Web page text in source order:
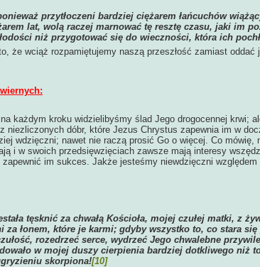
przytłoczeni bardziej ciężarem łańcuchów
lat, wolą raczej marnować tę resztę czasu, jaki im
niż przygotować się do wieczności, która ich
że wciąż rozpamiętujemy naszą przeszłość zamiast oddać
każdym kroku widzielibyśmy ślad Jego drogocennej krwi;
niezliczonych dóbr, które Jezus Chrystus zapewnia im w
wdzięczni; nawet nie raczą prosić Go o więcej. Co mówię,
i w swoich przedsięwzięciach zawsze mają interesy
im sukces. Jakże jesteśmy niewdzięczni względem
tęsknić za chwałą Kościoła, mojej czułej matki, z
za łonem, które je karmi; gdyby wszystko to, co stara
rozedrzeć serce, wydrzeć Jego chwalebne
w mojej duszy cierpienia bardziej dotkliwego niż
skorpiona![10]